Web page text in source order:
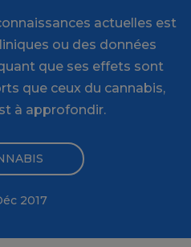
actuelles est
ou des données
que ses effets sont
que ceux du cannabis,
à approfondir.
2017